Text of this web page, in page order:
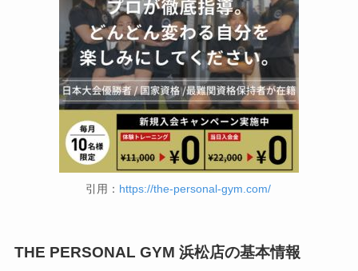
引用： https://the-personal-gym.com/
THE PERSONAL GYM 浜松店の基本情報